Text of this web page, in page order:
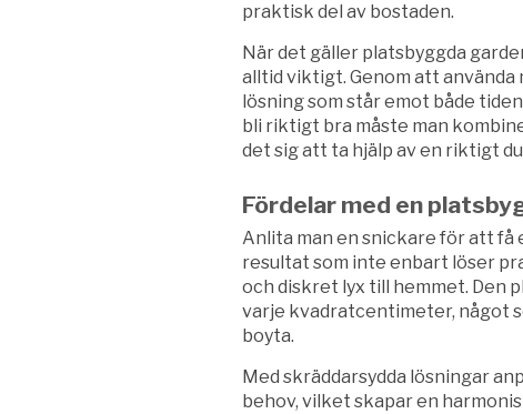
praktisk del av bostaden.
När det gäller platsbyggda
alltid viktigt. Genom att
lösning som står emot både
bli riktigt bra måste man
det sig att ta hjälp av en riktigt
Fördelar med en
Anlita man en snickare för att få
resultat som inte enbart löser
och diskret lyx till hemmet. Den
varje kvadratcentimeter, något
boyta.
Med skräddarsydda lösningar
behov, vilket skapar en